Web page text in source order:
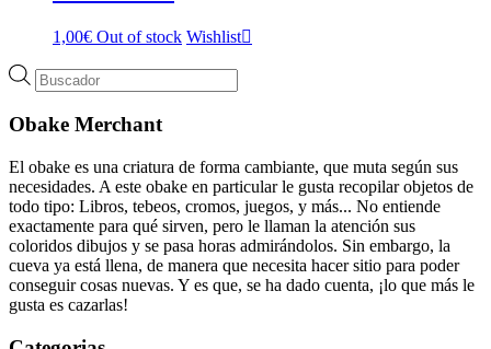
1,00€ Out of stock Wishlist
Búsqueda
de
Obake Merchant
El obake es una criatura de forma cambiante, que muta según sus
necesidades. A este obake en particular le gusta recopilar objetos de
todo tipo: Libros, tebeos, cromos, juegos, y más... No entiende
exactamente para qué sirven, pero le llaman la atención sus
coloridos dibujos y se pasa horas admirándolos. Sin embargo, la
cueva ya está llena, de manera que necesita hacer sitio para poder
conseguir cosas nuevas. Y es que, se ha dado cuenta, ¡lo que más le
gusta es cazarlas!